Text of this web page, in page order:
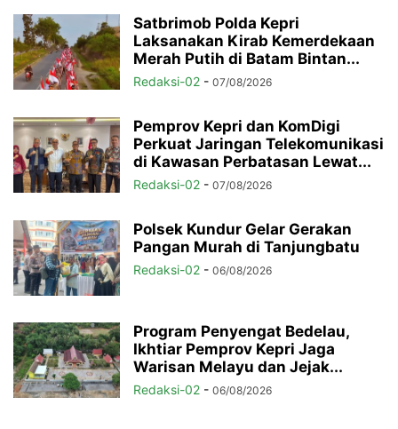
Satbrimob Polda Kepri
Laksanakan Kirab Kemerdekaan
Merah Putih di Batam Bintan...
Redaksi-02 - 07/08/2026
Pemprov Kepri dan KomDigi
Perkuat Jaringan Telekomunikasi
di Kawasan Perbatasan Lewat...
Redaksi-02 - 07/08/2026
Polsek Kundur Gelar Gerakan
Pangan Murah di Tanjungbatu
Redaksi-02 - 06/08/2026
Program Penyengat Bedelau,
Ikhtiar Pemprov Kepri Jaga
Warisan Melayu dan Jejak...
Redaksi-02 - 06/08/2026